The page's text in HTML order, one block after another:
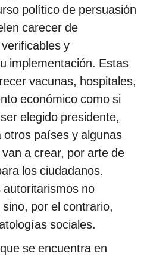
político de persuasión
carecer de
y
implementación. Estas
vacunas, hospitales,
económico como si
elegido presidente,
otros países y algunas
a crear, por arte de
los ciudadanos.
no
por el contrario,
sociales.
se encuentra en